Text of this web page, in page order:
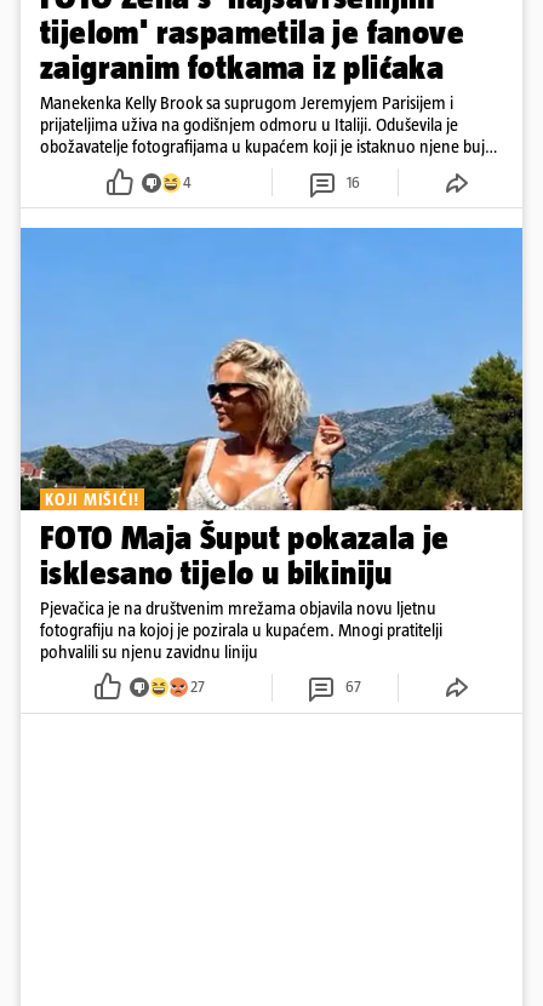
tijelom' raspametila je fanove
zaigranim fotkama iz plićaka
Manekenka Kelly Brook sa suprugom Jeremyjem Parisijem i
prijateljima uživa na godišnjem odmoru u Italiji. Oduševila je
obožavatelje fotografijama u kupaćem koji je istaknuo njene bujne
4 16
KOJI MIŠIĆI!
FOTO Maja Šuput pokazala je
isklesano tijelo u bikiniju
Pjevačica je na društvenim mrežama objavila novu ljetnu
fotografiju na kojoj je pozirala u kupaćem. Mnogi pratitelji
pohvalili su njenu zavidnu liniju
27 67